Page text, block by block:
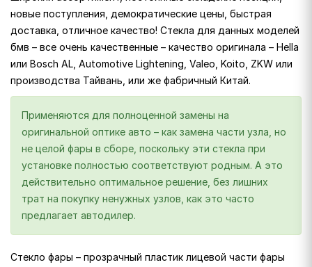
новые поступления, демократические цены, быстрая
доставка, отличное качество! Стекла для данных моделей
бмв – все очень качественные – качество оригинала – Hella
или Bosch AL, Automotive Lightening, Valeo, Koito, ZKW или
производства Тайвань, или же фабричный Китай.
Применяются для полноценной замены на
оригинальной оптике авто – как замена части узла, но
не целой фары в сборе, поскольку эти стекла при
установке полностью соответствуют родным. А это
действительно оптимальное решение, без лишних
трат на покупку ненужных узлов, как это часто
предлагает автодилер.
Стекло фары – прозрачный пластик лицевой части фары